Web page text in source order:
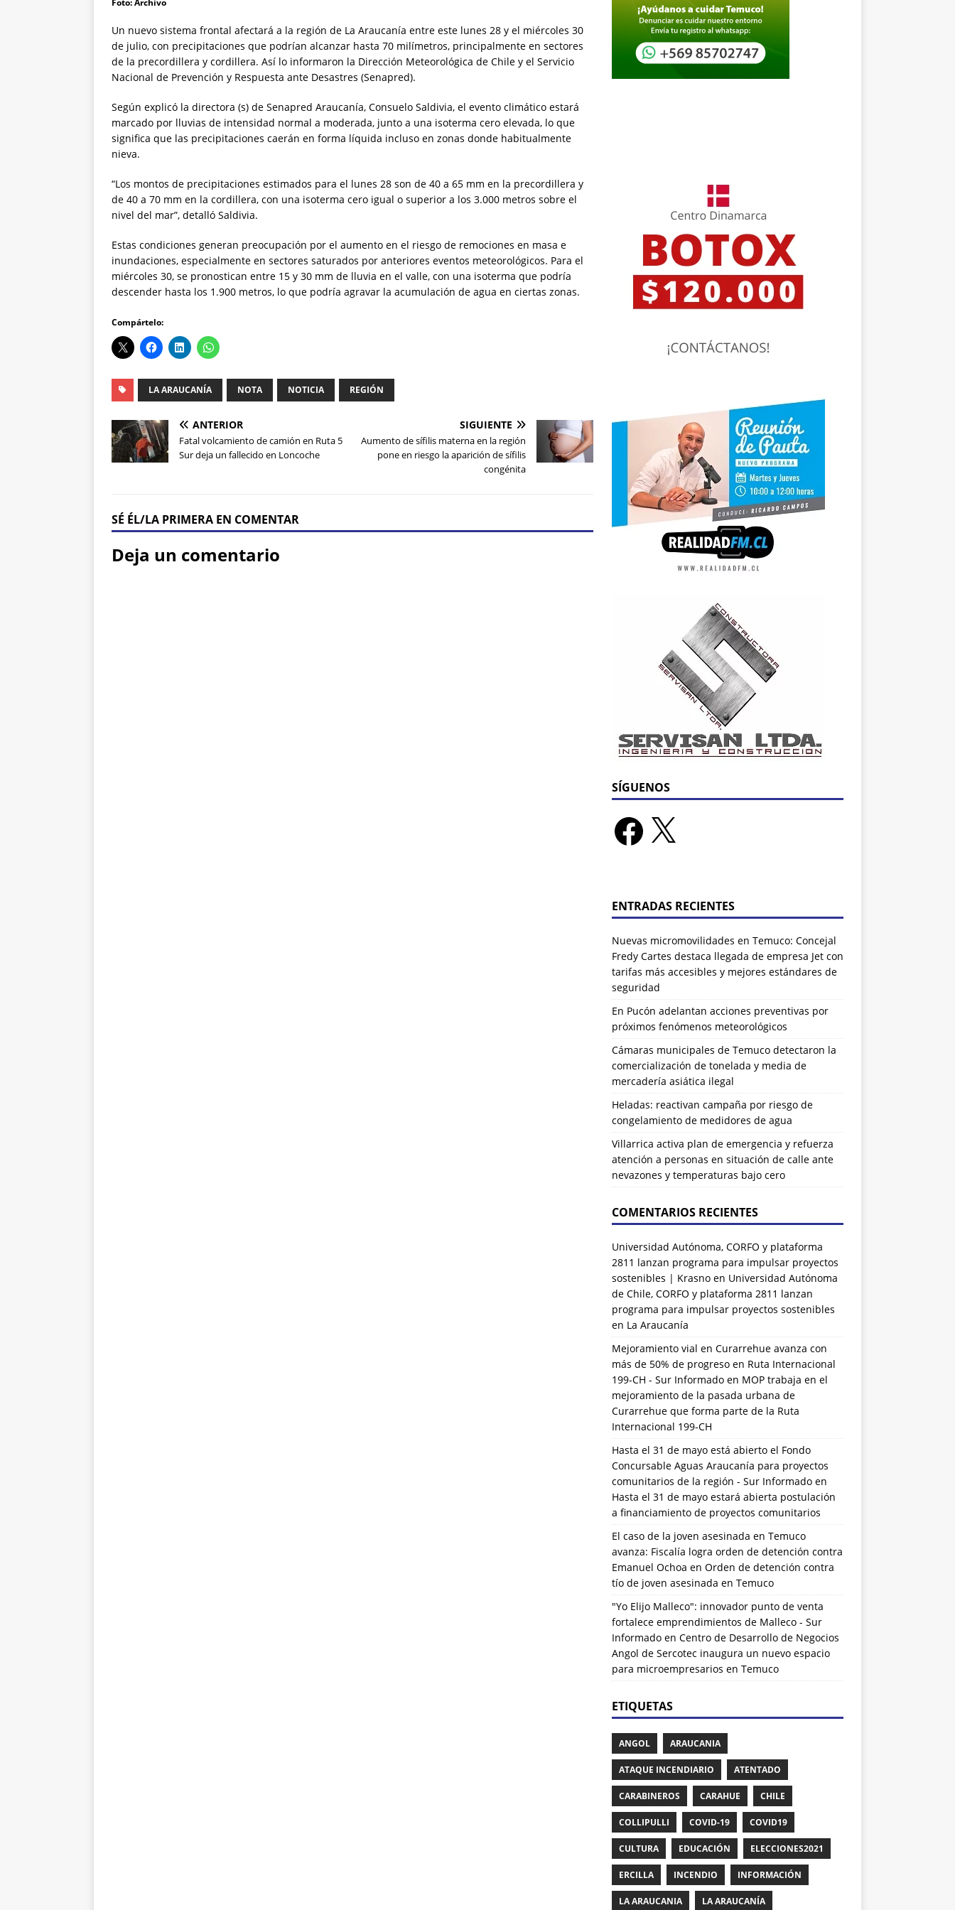
Foto: Archivo
Un nuevo sistema frontal afectará a la región de La Araucanía entre este lunes 28 y el miércoles 30
de julio, con precipitaciones que podrían alcanzar hasta 70 milímetros, principalmente en sectores
de la precordillera y cordillera. Así lo informaron la Dirección Meteorológica de Chile y el Servicio
Nacional de Prevención y Respuesta ante Desastres (Senapred).
Según explicó la directora (s) de Senapred Araucanía, Consuelo Saldivia, el evento climático estará
marcado por lluvias de intensidad normal a moderada, junto a una isoterma cero elevada, lo que
significa que las precipitaciones caerán en forma líquida incluso en zonas donde habitualmente
nieva.
“Los montos de precipitaciones estimados para el lunes 28 son de 40 a 65 mm en la precordillera y
de 40 a 70 mm en la cordillera, con una isoterma cero igual o superior a los 3.000 metros sobre el
nivel del mar”, detalló Saldivia.
Estas condiciones generan preocupación por el aumento en el riesgo de remociones en masa e
inundaciones, especialmente en sectores saturados por anteriores eventos meteorológicos. Para el
miércoles 30, se pronostican entre 15 y 30 mm de lluvia en el valle, con una isoterma que podría
descender hasta los 1.900 metros, lo que podría agravar la acumulación de agua en ciertas zonas.
Compártelo:
LA ARAUCANÍA NOTA NOTICIA REGIÓN
ANTERIOR
Fatal volcamiento de camión en Ruta 5
Sur deja un fallecido en Loncoche
SIGUIENTE
Aumento de sífilis materna en la región
pone en riesgo la aparición de sífilis
congénita
SÉ ÉL/LA PRIMERA EN COMENTAR
Deja un comentario
SÍGUENOS
ENTRADAS RECIENTES
Nuevas micromovilidades en Temuco: Concejal
Fredy Cartes destaca llegada de empresa Jet con
tarifas más accesibles y mejores estándares de
seguridad
En Pucón adelantan acciones preventivas por
próximos fenómenos meteorológicos
Cámaras municipales de Temuco detectaron la
comercialización de tonelada y media de
mercadería asiática ilegal
Heladas: reactivan campaña por riesgo de
congelamiento de medidores de agua
Villarrica activa plan de emergencia y refuerza
atención a personas en situación de calle ante
nevazones y temperaturas bajo cero
COMENTARIOS RECIENTES
Universidad Autónoma, CORFO y plataforma
2811 lanzan programa para impulsar proyectos
sostenibles | Krasnoen Universidad Autónoma
de Chile, CORFO y plataforma 2811 lanzan
programa para impulsar proyectos sostenibles
en La Araucanía
Mejoramiento vial en Curarrehue avanza con
más de 50% de progreso en Ruta Internacional
199-CH - Sur Informadoen MOP trabaja en el
mejoramiento de la pasada urbana de
Curarrehue que forma parte de la Ruta
Internacional 199-CH
Hasta el 31 de mayo está abierto el Fondo
Concursable Aguas Araucanía para proyectos
comunitarios de la región - Sur Informadoen
Hasta el 31 de mayo estará abierta postulación
a financiamiento de proyectos comunitarios
El caso de la joven asesinada en Temuco
avanza: Fiscalía logra orden de detención contra
Emanuel Ochoa en Orden de detención contra
tío de joven asesinada en Temuco
"Yo Elijo Malleco": innovador punto de venta
fortalece emprendimientos de Malleco - Sur
Informadoen Centro de Desarrollo de Negocios
Angol de Sercotec inaugura un nuevo espacio
para microempresarios en Temuco
ETIQUETAS
ANGOL ARAUCANIA
ATAQUE INCENDIARIO ATENTADO
CARABINEROS CARAHUE CHILE
COLLIPULLI COVID-19 COVID19
CULTURA EDUCACIÓN ELECCIONES2021
ERCILLA INCENDIO INFORMACIÓN
LA ARAUCANIA LA ARAUCANÍA